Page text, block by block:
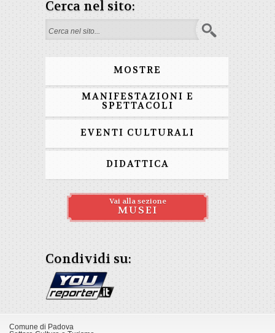
Cerca nel sito:
Search form
MOSTRE
MANIFESTAZIONI E
SPETTACOLI
EVENTI CULTURALI
DIDATTICA
Vai alla sezione
MUSEI
Condividi su:
Comune di Padova